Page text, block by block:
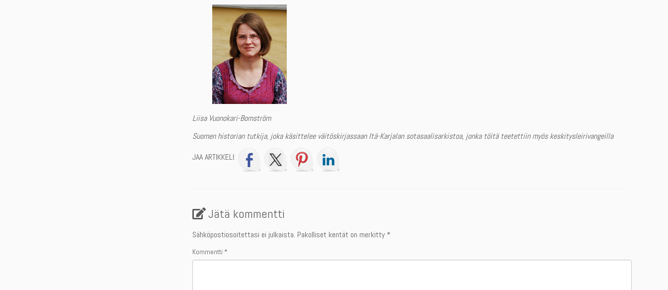
Liisa Vuonokari-Bomström
Suomen historian tutkija, joka käsittelee väitöskirjassaan Itä-Karjalan sotasaalisarkistoa, jonka töitä teetettiin myös keskitysleirivangeilla
JAA ARTIKKELI:
Jätä kommentti
Sähköpostiosoitettasi ei julkaista. Pakolliset kentät on merkitty *
Kommentti *